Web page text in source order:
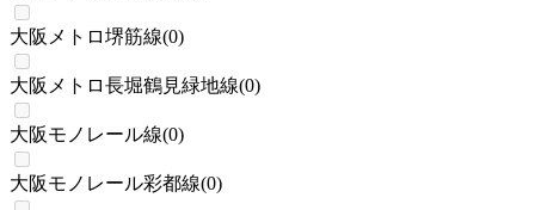
大阪メトロ堺筋線(0)
大阪メトロ長堀鶴見緑地線(0)
大阪モノレール線(0)
大阪モノレール彩都線(0)